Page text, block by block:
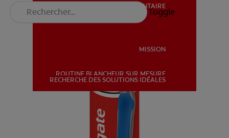
SANTÉ BUCCO-DENTAIRE
ROUTINE BLANCHEUR SUR MESURE
RECHERCHE DES SOLUTIONS IDÉALES
SANTÉ BUCCO-DENTAIRE
MISSION
ROUTINE BLANCHEUR SUR MESURE
RECHERCHE DES SOLUTIONS IDÉALES
Toggle